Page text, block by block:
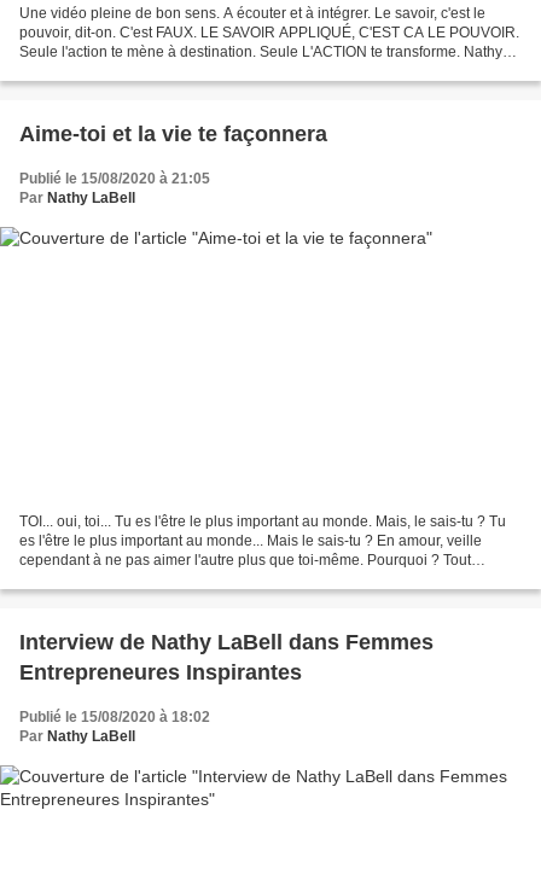
Une vidéo pleine de bon sens. A écouter et à intégrer. Le savoir, c'est le
pouvoir, dit-on. C'est FAUX. LE SAVOIR APPLIQUÉ, C'EST CA LE POUVOIR.
Seule l'action te mène à destination. Seule L'ACTION te transforme. Nathy
Aime-toi et la vie te façonnera
Publié le 15/08/2020 à 21:05
Par Nathy LaBell
TOI... oui, toi... Tu es l'être le plus important au monde. Mais, le sais-tu ? Tu
es l'être le plus important au monde... Mais le sais-tu ? En amour, veille
cependant à ne pas aimer l'autre plus que toi-même. Pourquoi ? Tout
Interview de Nathy LaBell dans Femmes
Entrepreneures Inspirantes
Publié le 15/08/2020 à 18:02
Par Nathy LaBell